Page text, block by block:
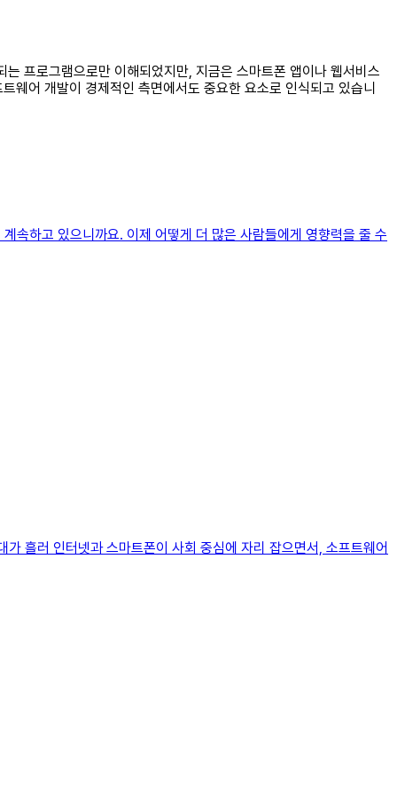
프로그램으로만 이해되었지만, 지금은 스마트폰 앱이나 웹서비스
웨어 개발이 경제적인 측면에서도 중요한 요소로 인식되고 있습니
속하고 있으니까요. 이제 어떻게 더 많은 사람들에게 영향력을 줄 수
흘러 인터넷과 스마트폰이 사회 중심에 자리 잡으면서, 소프트웨어